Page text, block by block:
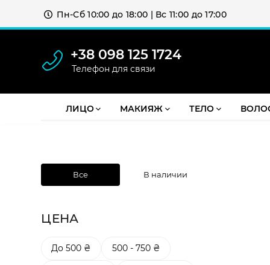
Пн-Сб 10:00 до 18:00 | Вс 11:00 до 17:00
+38 098 125 1724
Телефон для связи
ЛИЦО МАКИЯЖ ТЕЛО
Бесплатная доставка от 2000 грн
Все В наличии
ЦЕНА
До 500 ₴ 500 - 750 ₴